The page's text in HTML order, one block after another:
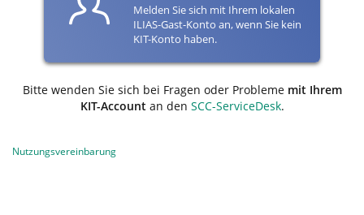
Melden Sie sich mit Ihrem lokalen
ILIAS-Gast-Konto an, wenn Sie kein
KIT-Konto haben.
Bitte wenden Sie sich bei Fragen oder Probleme mit Ihrem
KIT-Accountan den SCC-ServiceDesk.
Nutzungsvereinbarung